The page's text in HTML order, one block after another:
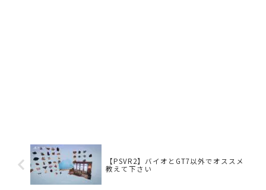
【PSVR2】バイオとGT7以外でオススメ
教えて下さい